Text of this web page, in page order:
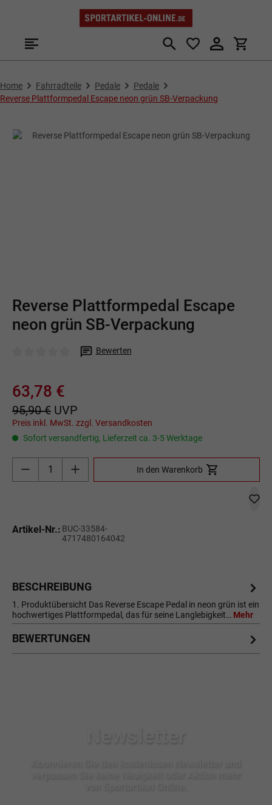
Zum Hauptinhalt springen
Home Fahrradteile Pedale
Pedale
Reverse Plattformpedal Escape neon grün SB-Verpackung
Reverse Plattformpedal Escape
neon grün SB-Verpackung
Bewerten
63,78 €
95,90 € UVP
Preis inkl. MwSt. zzgl. Versandkosten
Sofort versandfertig, Lieferzeit ca. 3-5 Werktage
Produkt Anzahl: Gib den gewünschten Wert
In den Warenkorb
Artikel-Nr.: BUC-33584-
4717480164042
BESCHREIBUNG
1. Produktübersicht Das Reverse Escape Pedal in neon grün ist ein
hochwertiges Plattformpedal, das für seine Langlebigkeit… Mehr
BEWERTUNGEN